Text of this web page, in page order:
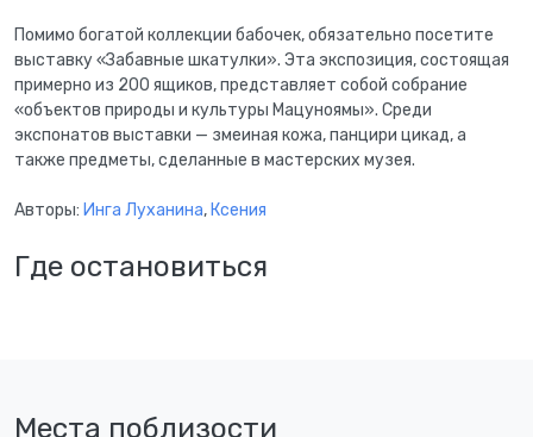
Помимо богатой коллекции бабочек, обязательно посетите
выставку «Забавные шкатулки». Эта экспозиция, состоящая
примерно из 200 ящиков, представляет собой собрание
«объектов природы и культуры Мацуноямы». Среди
экспонатов выставки — змеиная кожа, панцири цикад, а
также предметы, сделанные в мастерских музея.
Авторы: Инга Луханина, Ксения
Где остановиться
Места поблизости